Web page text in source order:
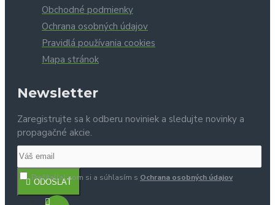
Obchodné podmienky
Ochrana osobných údajov
Pravidlá používania cookies
Mapa stránok
Newsletter
Zaregistrujte sa k odberu noviniek a sledujte novinky a
propagačné akcie.
ODOSLAŤ
Prečítal(a) som si a súhlasím s Ochrana osobných údajov